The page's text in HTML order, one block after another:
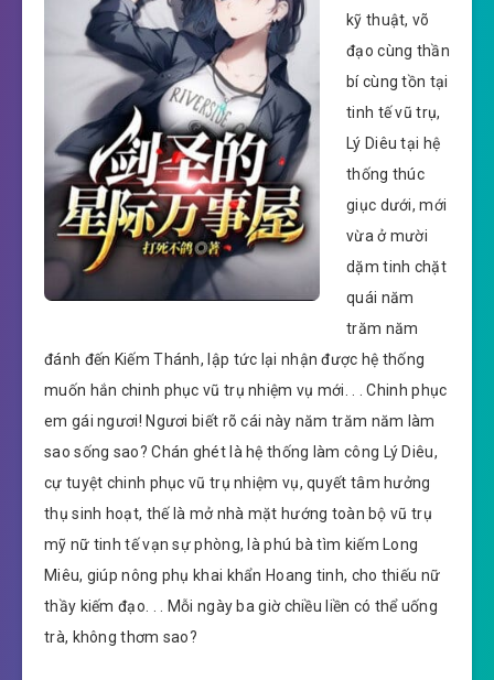
kỹ thuật, võ
đạo cùng thần
bí cùng tồn tại
tinh tế vũ trụ,
Lý Diêu tại hệ
thống thúc
giục dưới, mới
vừa ở mười
dặm tinh chặt
quái năm
trăm năm
đánh đến Kiếm Thánh, lập tức lại nhận được hệ thống
muốn hắn chinh phục vũ trụ nhiệm vụ mới. . . Chinh phục
em gái ngươi! Ngươi biết rõ cái này năm trăm năm làm
sao sống sao? Chán ghét là hệ thống làm công Lý Diêu,
cự tuyệt chinh phục vũ trụ nhiệm vụ, quyết tâm hưởng
thụ sinh hoạt, thế là mở nhà mặt hướng toàn bộ vũ trụ
mỹ nữ tinh tế vạn sự phòng, là phú bà tìm kiếm Long
Miêu, giúp nông phụ khai khẩn Hoang tinh, cho thiếu nữ
thầy kiếm đạo. . . Mỗi ngày ba giờ chiều liền có thể uống
trà, không thơm sao?